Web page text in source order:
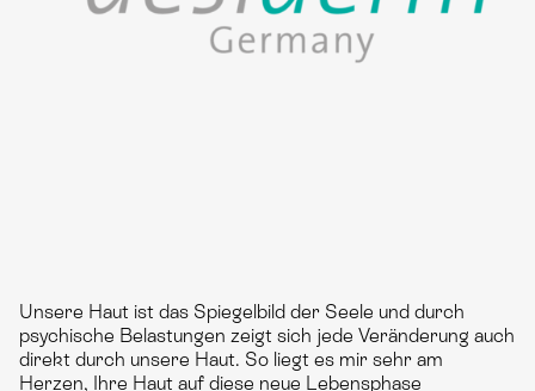
Unsere Haut ist das Spiegelbild der Seele und durch
psychische Belastungen zeigt sich jede Veränderung auch
direkt durch unsere Haut. So liegt es mir sehr am
Herzen, Ihre Haut auf diese neue Lebensphase